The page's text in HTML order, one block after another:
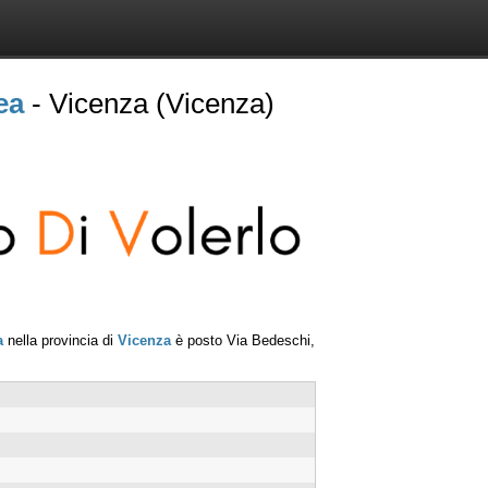
- Vicenza (Vicenza)
nella provincia di Vicenza è posto Via Bedeschi,